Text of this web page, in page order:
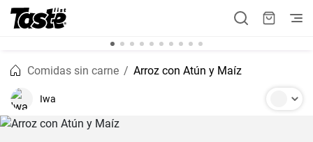
Comidas sin carne Arroz con Atún y Maíz
Iwa